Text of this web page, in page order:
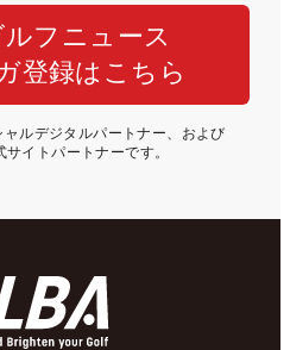
フニュース
登録はこちら
ルデジタルパートナー、および
サイトパートナーです。